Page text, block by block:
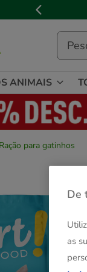
de
mensagem,
ANIMAIS
Ração para gatinhos
De
as